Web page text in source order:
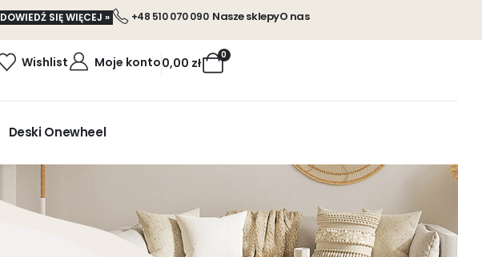
DOWIEDŹ SIĘ WIĘCEJ » +48 510 070 090 Nasze sklepyO nas
Wishlist Moje konto 0
0,00 zł
Deski Onewheel